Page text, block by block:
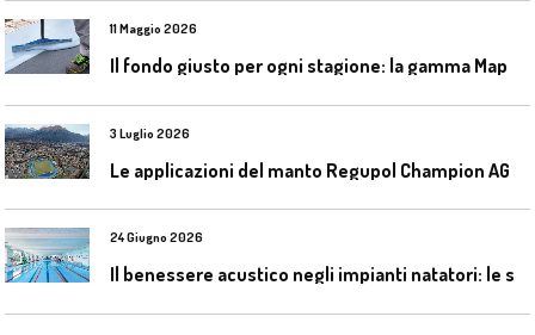
11 Maggio 2026
3 Luglio 2026
24 Giugno 2026